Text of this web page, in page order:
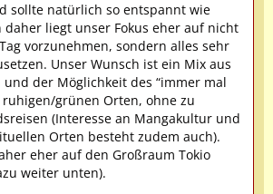
sollte natürlich so entspannt wie
daher liegt unser Fokus eher auf nicht
vorzunehmen, sondern alles sehr
Unser Wunsch ist ein Mix aus
der Möglichkeit des “immer mal
grünen Orten, ohne zu
(Interesse an Mangakultur und
Orten besteht zudem auch).
eher auf den Großraum Tokio
weiter unten).